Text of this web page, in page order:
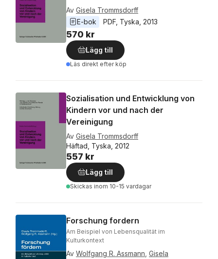
Av Gisela Trommsdorff
E-bok
PDF Tyska 2013
570 kr
Lägg till
Läs direkt efter köp
Sozialisation und Entwicklung von
Kindern vor und nach der
Vereinigung
Av Gisela Trommsdorff
Häftad, Tyska, 2012
557 kr
Lägg till
Skickas inom 10-15 vardagar
Forschung fordern
Am Beispiel von Lebensqualität im
Kulturkontext
Av Wolfgang R. Assmann Gisela